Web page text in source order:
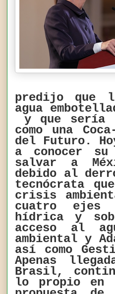
predijo que
agua
y que sería
como una
del Futuro.
a conocer
salvar a
debido al
tecnócrata
crisis
cuatro ejes
hídrica y
acceso al
ambiental y
así como
Apenas
Brasil,
lo propio en